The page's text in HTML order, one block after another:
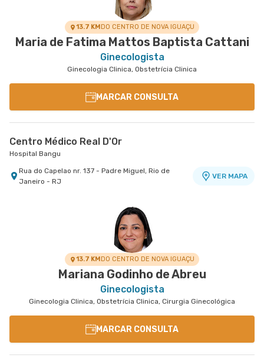
13.7 KMDO CENTRO DE NOVA IGUAÇU
Maria de Fatima Mattos Baptista Cattani
Ginecologista
Ginecologia Clinica, Obstetrícia Clinica
MARCAR CONSULTA
Centro Médico Real D'Or
Hospital Bangu
Rua do Capelao nr. 137 - Padre Miguel, Rio de
Janeiro - RJ
VER MAPA
13.7 KMDO CENTRO DE NOVA IGUAÇU
Mariana Godinho de Abreu
Ginecologista
Ginecologia Clinica, Obstetrícia Clinica, Cirurgia Ginecológica
MARCAR CONSULTA